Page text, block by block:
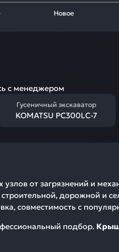
Новое
с менеджером
Гусеничный экскаватор
KOMATSU PC300LC-7
от загрязнений и
дорожной и
совместимость с
подбор.